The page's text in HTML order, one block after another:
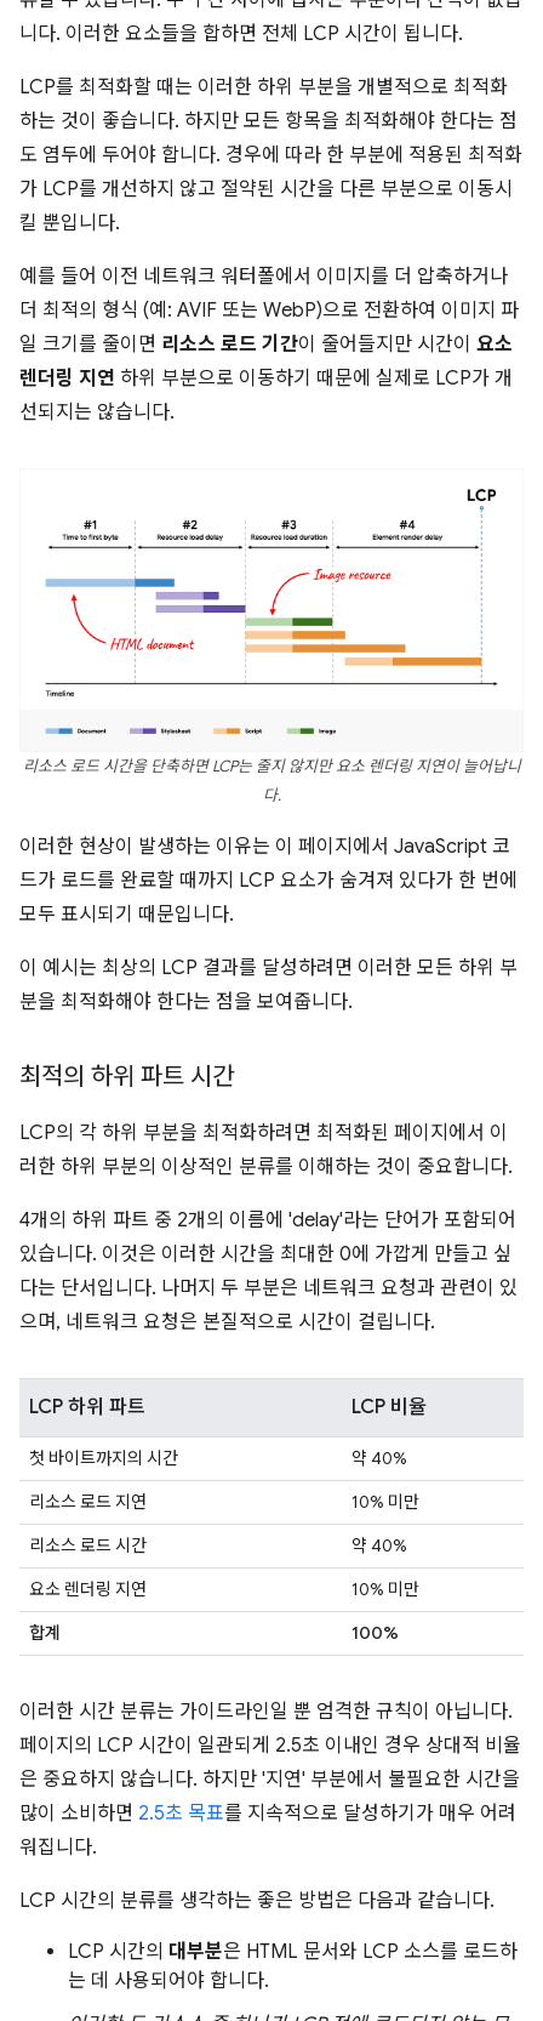
니다. 이러한 요소들을 합하면 전체 LCP 시간이 됩니다.
LCP를 최적화할 때는 이러한 하위 부분을 개별적으로 최적화
하는 것이 좋습니다. 하지만 모든 항목을 최적화해야 한다는 점
도 염두에 두어야 합니다. 경우에 따라 한 부분에 적용된 최적화
가 LCP를 개선하지 않고 절약된 시간을 다른 부분으로 이동시
킬 뿐입니다.
예를 들어 이전 네트워크 워터폴에서 이미지를 더 압축하거나
더 최적의 형식 (예: AVIF 또는 WebP)으로 전환하여 이미지 파
일 크기를 줄이면 리소스 로드 기간이 줄어들지만 시간이 요소
렌더링 지연 하위 부분으로 이동하기 때문에 실제로 LCP가 개
선되지는 않습니다.
리소스 로드 시간을 단축하면 LCP는 줄지 않지만 요소 렌더링 지연이 늘어납니
다.
이러한 현상이 발생하는 이유는 이 페이지에서 JavaScript 코
드가 로드를 완료할 때까지 LCP 요소가 숨겨져 있다가 한 번에
모두 표시되기 때문입니다.
이 예시는 최상의 LCP 결과를 달성하려면 이러한 모든 하위 부
분을 최적화해야 한다는 점을 보여줍니다.
최적의 하위 파트 시간
LCP의 각 하위 부분을 최적화하려면 최적화된 페이지에서 이
러한 하위 부분의 이상적인 분류를 이해하는 것이 중요합니다.
4개의 하위 파트 중 2개의 이름에 'delay'라는 단어가 포함되어
있습니다. 이것은 이러한 시간을 최대한 0에 가깝게 만들고 싶
다는 단서입니다. 나머지 두 부분은 네트워크 요청과 관련이 있
으며, 네트워크 요청은 본질적으로 시간이 걸립니다.
LCP 하위 파트 LCP 비율
첫 바이트까지의 시간
약 40%
리소스 로드 지연
10% 미만
리소스 로드 시간
약 40%
요소 렌더링 지연
10% 미만
합계
100%
이러한 시간 분류는 가이드라인일 뿐 엄격한 규칙이 아닙니다.
페이지의 LCP 시간이 일관되게 2.5초 이내인 경우 상대적 비율
은 중요하지 않습니다. 하지만 '지연' 부분에서 불필요한 시간을
많이 소비하면 2.5초 목표를 지속적으로 달성하기가 매우 어려
워집니다.
LCP 시간의 분류를 생각하는 좋은 방법은 다음과 같습니다.
LCP 시간의 대부분은 HTML 문서와 LCP 소스를 로드하
는 데 사용되어야 합니다.